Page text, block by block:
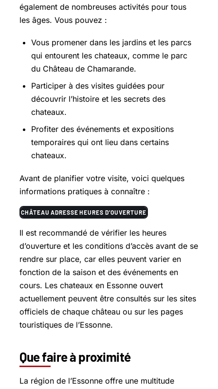
également de nombreuses activités pour tous
les âges. Vous pouvez :
Vous promener dans les jardins et les parcs
qui entourent les chateaux, comme le parc
du Château de Chamarande.
Participer à des visites guidées pour
découvrir l’histoire et les secrets des
chateaux.
Profiter des événements et expositions
temporaires qui ont lieu dans certains
chateaux.
Avant de planifier votre visite, voici quelques
informations pratiques à connaître :
CHÂTEAU ADRESSE HEURES D’OUVERTURE
Il est recommandé de vérifier les heures
d’ouverture et les conditions d’accès avant de se
rendre sur place, car elles peuvent varier en
fonction de la saison et des événements en
cours. Les chateaux en Essonne ouvert
actuellement peuvent être consultés sur les sites
officiels de chaque château ou sur les pages
touristiques de l’Essonne.
Que faire à proximité
La région de l’Essonne offre une multitude